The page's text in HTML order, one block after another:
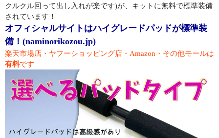
クルクル回って出し入れが楽です)が、キットに無料で標準装備
されています！
オフィシャルサイトはハイグレードパッドが標準装
備！(naminorikozou.jp)
楽天市場店・ヤフーショッピング店・Amazon・その他モールは
有料です